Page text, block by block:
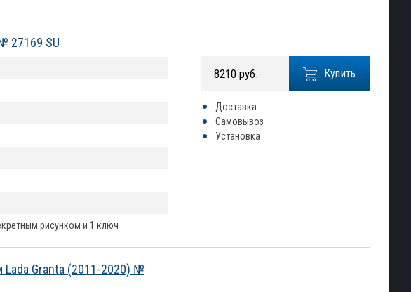
27169 SU
Купить
8210 руб.
Доставка
Самовывоз
Установка
рисунком и 1 ключ
Lada Granta (2011-2020) №